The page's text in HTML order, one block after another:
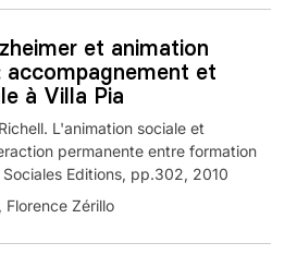
et animation
et
à Villa Pia
L'animation sociale et
permanente entre formation
Editions, pp.302, 2010
Zérillo